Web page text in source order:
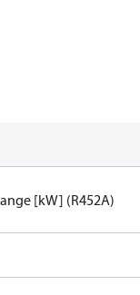
[kW] (R452A)